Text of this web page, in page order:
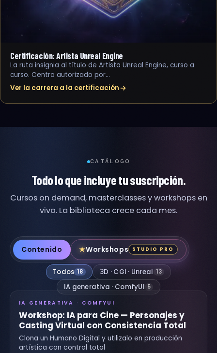
Certificación: Artista Unreal Engine
La ruta insignia al título de Artista Unreal Engine, curso a
curso. Centro autorizado por…
Ver la carrera a la certificación
CATÁLOGO
Todo lo que incluye tu suscripción.
Cursos on demand, masterclasses y workshops en
vivo. La biblioteca crece cada mes.
Contenido ★Workshops STUDIO PRO
Todos 18 3D · CGI · Unreal 13
IA generativa · ComfyUI 5
IA GENERATIVA · COMFYUI
Workshop: IA para Cine — Personajes y
Casting Virtual con Consistencia Total
Clona un Humano Digital y utilizalo en producción
artística con control total